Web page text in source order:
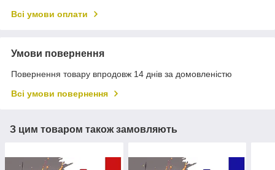
Всі умови оплати
Умови повернення
Повернення товару впродовж 14 днів за домовленістю
Всі умови повернення
З цим товаром також замовляють